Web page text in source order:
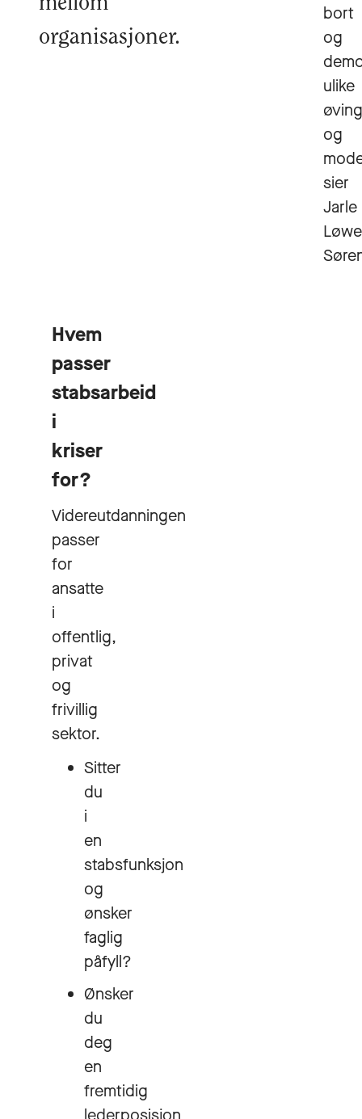
organisasjoner.
bort
og
ulike
og
sier
Jarle
Løwe
Hvem
passer
stabsarbeid
i
kriser
for?
Videreutdanningen
passer
for
ansatte
i
offentlig,
privat
og
frivillig
sektor.
Sitter
du
i
en
stabsfunksjon
og
ønsker
faglig
påfyll?
Ønsker
du
deg
en
fremtidig